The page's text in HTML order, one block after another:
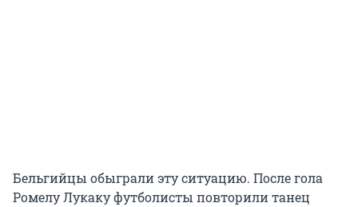
Бельгийцы обыграли эту ситуацию. После гола
Ромелу Лукаку футболисты повторили танец